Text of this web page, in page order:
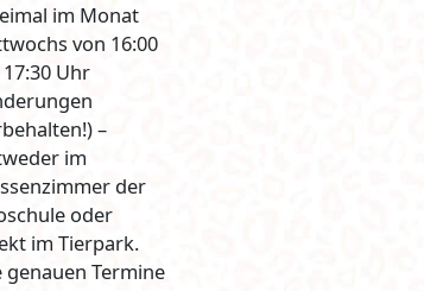
im Monat
von 16:00
Uhr
–
im
der
oder
im Tierpark.
genauen Termine